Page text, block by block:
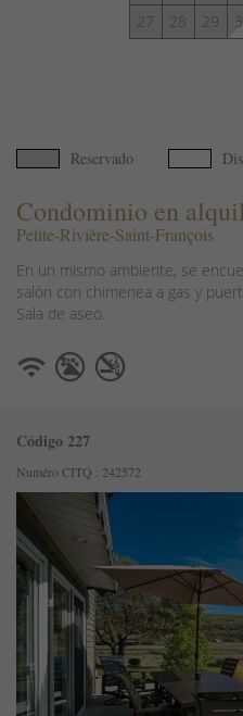
27
28 29
Reservado
Condominio en
Petite-Rivière-Saint-François
En un mismo ambiente, se
salón con chimenea a gas y
Sala de aseo.
Código 227
Numéro CITQ : 242572